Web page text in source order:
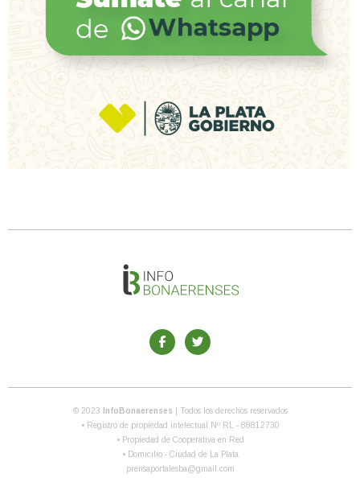
© 2023 InfoBonaerenses
| Todos los derechos reservados
• Registro de propiedad intelectual Nº RL - 88812730
• Propiedad de Cooperativa en Red
• Domicilio - Ciudad de La Plata
prensaportalesba@gmail.com